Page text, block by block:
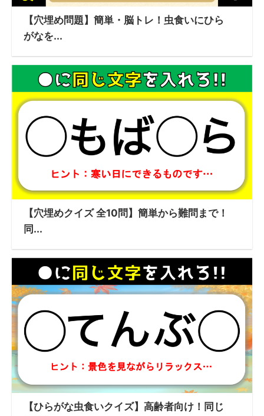
【穴埋め問題】簡単・脳トレ！虫食いにひら
がなを...
【穴埋めクイズ 全10問】簡単から難問まで！
同...
【ひらがな虫食いクイズ】高齢者向け！同じ